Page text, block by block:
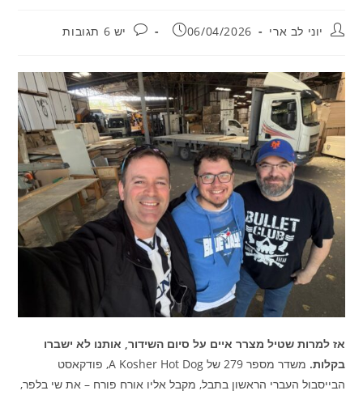
מחבר:יוני לב ארי פורסם:
06/04/2026 תגובות:
יש 6 תגובות
אז למרות שטיל מצרר איים על סיום השידור, אותנו לא ישברו
בקלות.
משדר מספר 279 של A Kosher Hot Dog, פודקאסט
הבייסבול העברי הראשון בתבל, מקבל אליו אורח פורח – את שי בלפר,